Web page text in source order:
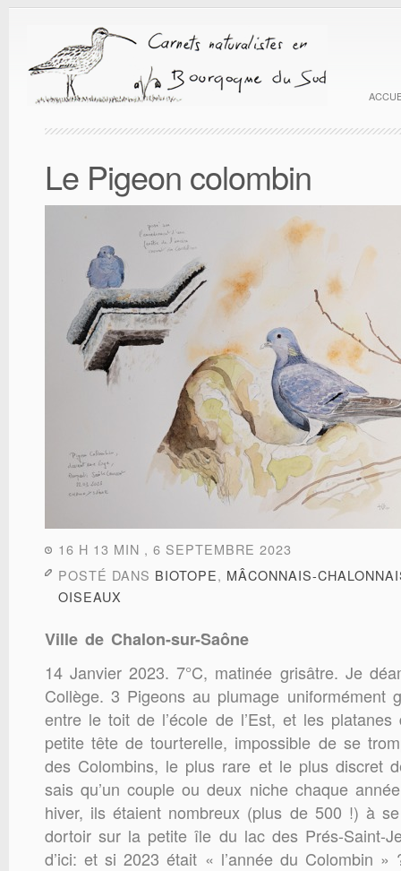
Le Pigeon colombin
16 H 13 MIN , 6 SEPTEMBRE 2023
POSTÉ DANS BIOTOPE, MÂCONNAIS-
OISEAUX
Ville de Chalon-sur-Saône
14 Janvier 2023. 7°C, matinée grisâtre. Je
Collège. 3 Pigeons au plumage uniformément
entre le toit de l’école de l’Est, et les platanes
petite tête de tourterelle, impossible de se
des Colombins, le plus rare et le plus discret
sais qu’un couple ou deux niche chaque
hiver, ils étaient nombreux (plus de 500 !) à
dortoir sur la petite île du lac des Prés-Saint-
d’ici: et si 2023 était « l’année du Colombin »